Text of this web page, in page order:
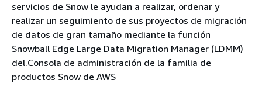
servicios de Snow le ayudan a realizar, ordenar y
realizar un seguimiento de sus proyectos de migración
de datos de gran tamaño mediante la función
Snowball Edge Large Data Migration Manager (LDMM)
del.Consola de administración de la familia de
productos Snow de AWS